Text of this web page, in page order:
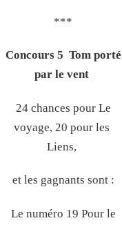
***
Concours 5 Tom porté
par le vent
24 chances pour Le
voyage, 20 pour les
Liens,
et les gagnants sont :
Le numéro 19 Pour le